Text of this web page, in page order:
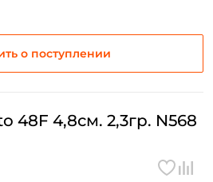
о поступлении
48F 4,8см. 2,3гр. N568